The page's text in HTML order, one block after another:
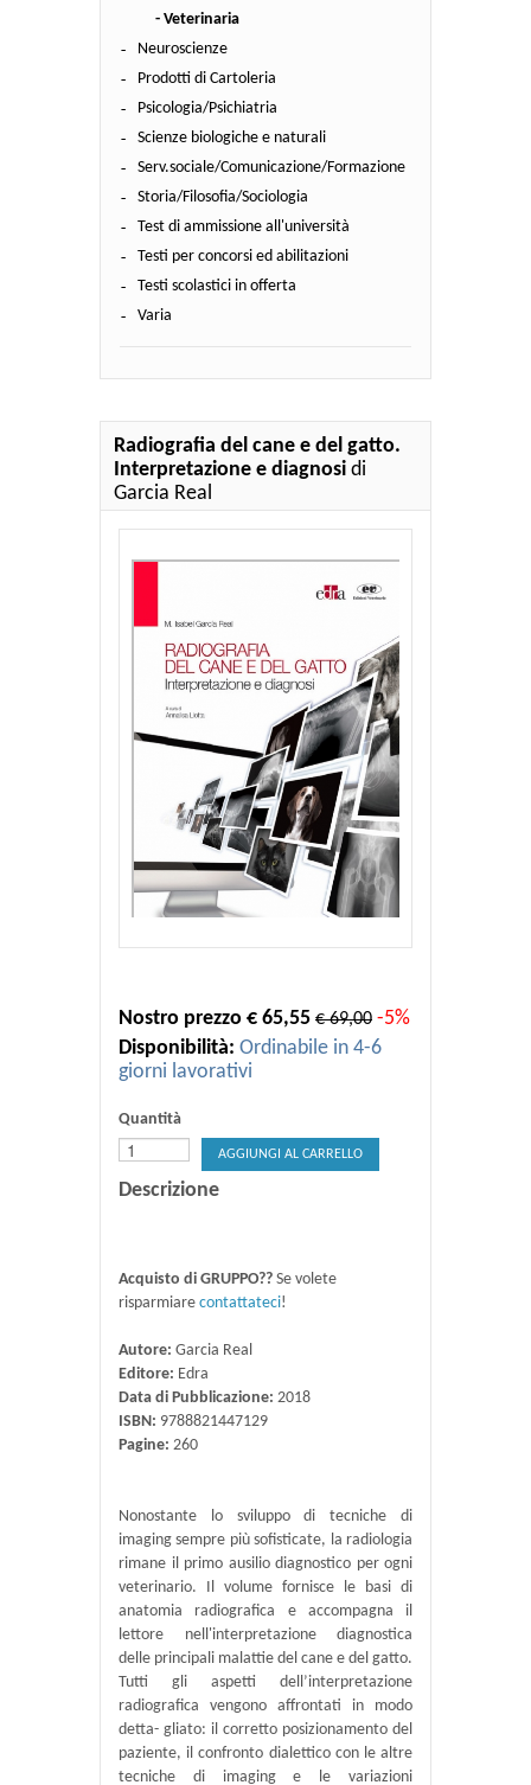
- Veterinaria
Neuroscienze
Prodotti di Cartoleria
Psicologia/Psichiatria
Scienze biologiche e naturali
Serv.sociale/Comunicazione/Formazione
Storia/Filosofia/Sociologia
Test di ammissione all'università
Testi per concorsi ed abilitazioni
Testi scolastici in offerta
Varia
Radiografia del cane e del gatto.
Interpretazione e diagnosi di
Garcia Real
Nostro prezzo € 65,55 € 69,00 -5%
Disponibilità: Ordinabile in 4-6
giorni lavorativi
Quantità
AGGIUNGI AL CARRELLO
Descrizione
Acquisto di GRUPPO?? Se volete
risparmiare contattateci!
Autore: Garcia Real
Editore: Edra
Data di Pubblicazione: 2018
ISBN: 9788821447129
Pagine: 260
Nonostante lo sviluppo di tecniche di
imaging sempre più sofisticate, la radiologia
rimane il primo ausilio diagnostico per ogni
veterinario. Il volume fornisce le basi di
anatomia radiografica e accompagna il
lettore nell'interpretazione diagnostica
delle principali malattie del cane e del gatto.
Tutti gli aspetti dell’interpretazione
radiografica vengono affrontati in modo
detta- gliato: il corretto posizionamento del
paziente, il confronto dialettico con le altre
tecniche di imaging e le variazioni